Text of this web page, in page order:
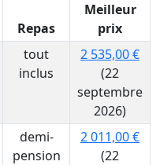
Repas
Meilleur
prix
tout
inclus
2 535,00 €
(22
septembre
2026)
demi-
pension
2 011,00 €
(22